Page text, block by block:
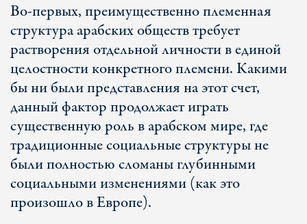
Во-первых, преимущественно племенная
структура арабских обществ требует
растворения отдельной личности в единой
целостности конкретного племени. Какими
бы ни были представления на этот счет,
данный фактор продолжает играть
существенную роль в арабском мире, где
традиционные социальные структуры не
были полностью сломаны глубинными
социальными изменениями (как это
произошло в Европе).